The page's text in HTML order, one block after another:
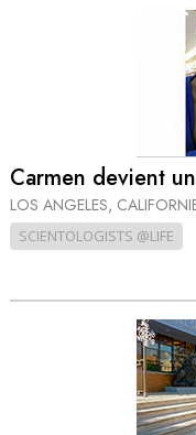
Carmen devient
LOS ANGELES,
SCIENTOLOGISTS @LIFE